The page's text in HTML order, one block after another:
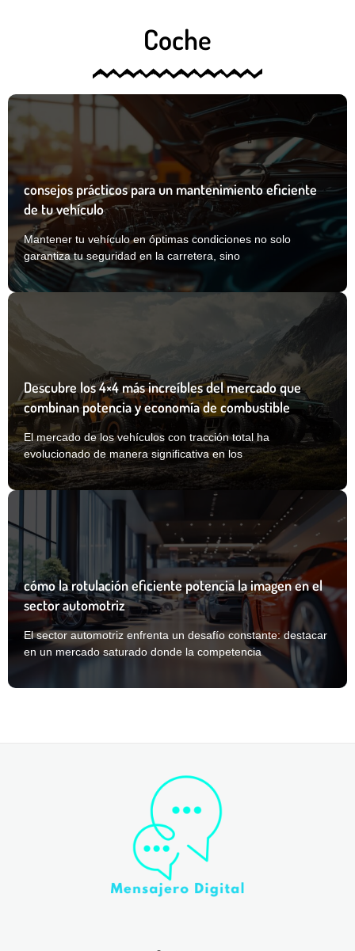
Coche
consejos prácticos para un mantenimiento eficiente
de tu vehículo
Mantener tu vehículo en óptimas condiciones no solo
garantiza tu seguridad en la carretera, sino
Descubre los 4×4 más increíbles del mercado que
combinan potencia y economía de combustible
El mercado de los vehículos con tracción total ha
evolucionado de manera significativa en los
cómo la rotulación eficiente potencia la imagen en el
sector automotriz
El sector automotriz enfrenta un desafío constante: destacar
en un mercado saturado donde la competencia